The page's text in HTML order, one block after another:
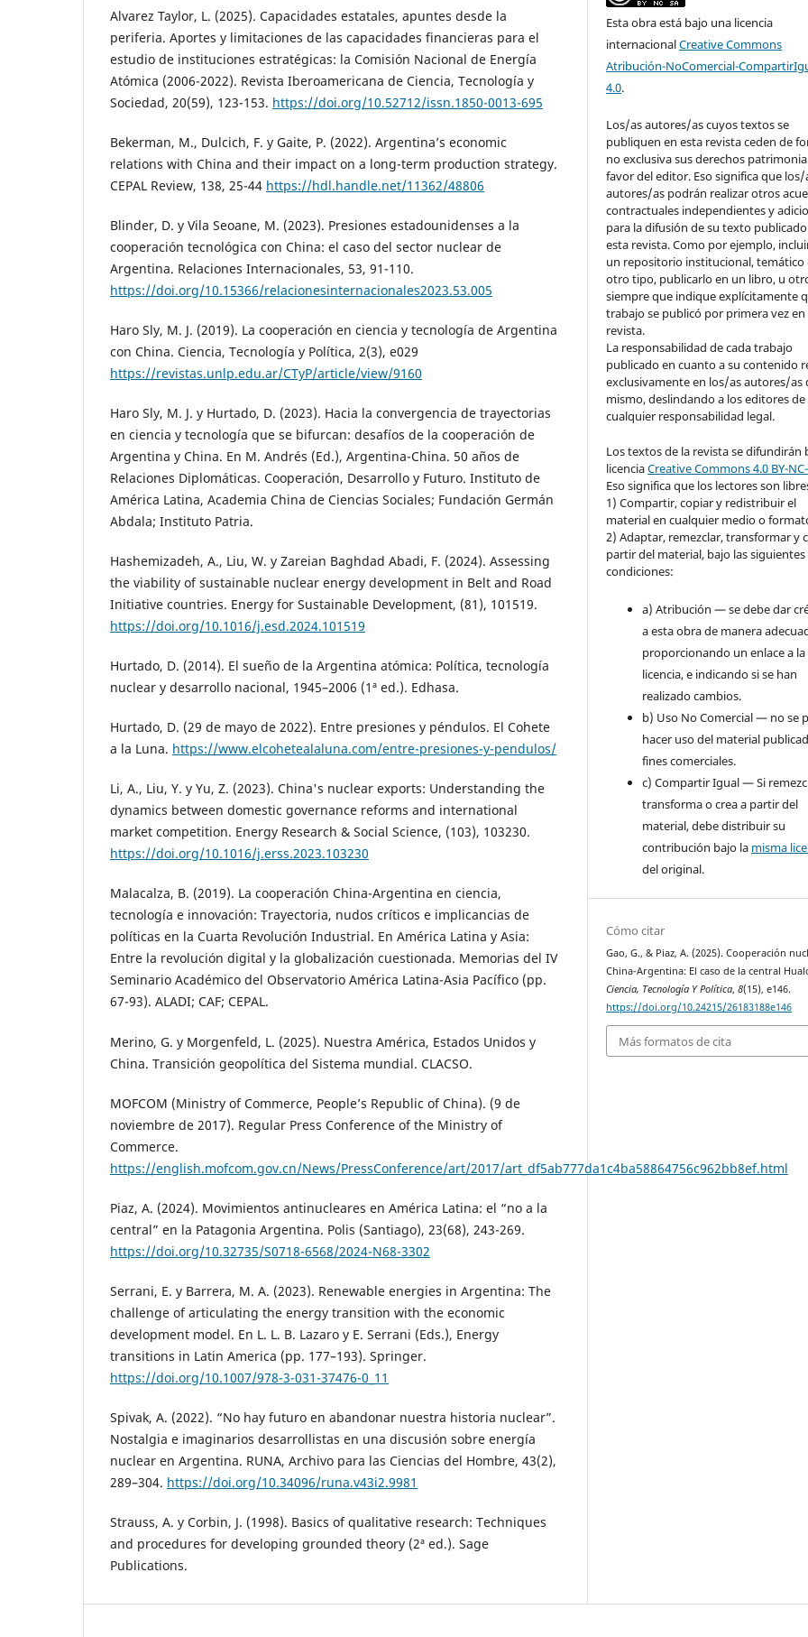
Alvarez Taylor, L. (2025). Capacidades estatales, apuntes desde la
periferia. Aportes y limitaciones de las capacidades financieras para el
estudio de instituciones estratégicas: la Comisión Nacional de Energía
Atómica (2006-2022). Revista Iberoamericana de Ciencia, Tecnología y
Sociedad, 20(59), 123-153. https://doi.org/10.52712/issn.1850-0013-695
Bekerman, M., Dulcich, F. y Gaite, P. (2022). Argentina’s economic
relations with China and their impact on a long-term production strategy.
CEPAL Review, 138, 25-44 https://hdl.handle.net/11362/48806
Blinder, D. y Vila Seoane, M. (2023). Presiones estadounidenses a la
cooperación tecnológica con China: el caso del sector nuclear de
Argentina. Relaciones Internacionales, 53, 91-110.
https://doi.org/10.15366/relacionesinternacionales2023.53.005
Haro Sly, M. J. (2019). La cooperación en ciencia y tecnología de Argentina
con China. Ciencia, Tecnología y Política, 2(3), e029
https://revistas.unlp.edu.ar/CTyP/article/view/9160
Haro Sly, M. J. y Hurtado, D. (2023). Hacia la convergencia de trayectorias
en ciencia y tecnología que se bifurcan: desafíos de la cooperación de
Argentina y China. En M. Andrés (Ed.), Argentina-China. 50 años de
Relaciones Diplomáticas. Cooperación, Desarrollo y Futuro. Instituto de
América Latina, Academia China de Ciencias Sociales; Fundación Germán
Abdala; Instituto Patria.
Hashemizadeh, A., Liu, W. y Zareian Baghdad Abadi, F. (2024). Assessing
the viability of sustainable nuclear energy development in Belt and Road
Initiative countries. Energy for Sustainable Development, (81), 101519.
https://doi.org/10.1016/j.esd.2024.101519
Hurtado, D. (2014). El sueño de la Argentina atómica: Política, tecnología
nuclear y desarrollo nacional, 1945–2006 (1ª ed.). Edhasa.
Hurtado, D. (29 de mayo de 2022). Entre presiones y péndulos. El Cohete
a la Luna. https://www.elcohetealaluna.com/entre-presiones-y-pendulos/
Li, A., Liu, Y. y Yu, Z. (2023). China's nuclear exports: Understanding the
dynamics between domestic governance reforms and international
market competition. Energy Research & Social Science, (103), 103230.
https://doi.org/10.1016/j.erss.2023.103230
Malacalza, B. (2019). La cooperación China-Argentina en ciencia,
tecnología e innovación: Trayectoria, nudos críticos e implicancias de
políticas en la Cuarta Revolución Industrial. En América Latina y Asia:
Entre la revolución digital y la globalización cuestionada. Memorias del IV
Seminario Académico del Observatorio América Latina-Asia Pacífico (pp.
67-93). ALADI; CAF; CEPAL.
Merino, G. y Morgenfeld, L. (2025). Nuestra América, Estados Unidos y
China. Transición geopolítica del Sistema mundial. CLACSO.
MOFCOM (Ministry of Commerce, People’s Republic of China). (9 de
noviembre de 2017). Regular Press Conference of the Ministry of
Commerce.
https://english.mofcom.gov.cn/News/PressConference/art/2017/art_df5ab777da1c4ba58864756c962bb8ef.html
Piaz, A. (2024). Movimientos antinucleares en América Latina: el “no a la
central” en la Patagonia Argentina. Polis (Santiago), 23(68), 243-269.
https://doi.org/10.32735/S0718-6568/2024-N68-3302
Serrani, E. y Barrera, M. A. (2023). Renewable energies in Argentina: The
challenge of articulating the energy transition with the economic
development model. En L. L. B. Lazaro y E. Serrani (Eds.), Energy
transitions in Latin America (pp. 177–193). Springer.
https://doi.org/10.1007/978-3-031-37476-0_11
Spivak, A. (2022). “No hay futuro en abandonar nuestra historia nuclear”.
Nostalgia e imaginarios desarrollistas en una discusión sobre energía
nuclear en Argentina. RUNA, Archivo para las Ciencias del Hombre, 43(2),
289–304. https://doi.org/10.34096/runa.v43i2.9981
Strauss, A. y Corbin, J. (1998). Basics of qualitative research: Techniques
and procedures for developing grounded theory (2ª ed.). Sage
Publications.
Esta obra está bajo una licencia
internacionalCreative Commons
Atribución-NoComercial-
4.0.
Los/as autores/as cuyos textos se
publiquen en esta revista ceden de
no exclusiva sus derechos
favor del editor. Eso significa que los/
autores/as podrán realizar otros
contractuales independientes y
para la difusión de su texto
esta revista. Como por ejemplo,
un repositorio institucional, temático
otro tipo, publicarlo en un libro, u
siempre que indique explícitamente
trabajo se publicó por primera vez en
revista.
La responsabilidad de cada trabajo
publicado en cuanto a su contenido
exclusivamente en los/as autores/as
mismo, deslindando a los editores de
cualquier responsabilidad legal.
Los textos de la revista se difundirán
licenciaCreative Commons 4.0 BY-
Eso significa que los lectores son
1) Compartir, copiar y redistribuir el
material en cualquier medio o
2) Adaptar, remezclar, transformar y
partir del material, bajo las siguientes
condiciones:
a) Atribución — se debe dar
a esta obra de manera
proporcionando un enlace a la
licencia, e indicando si se han
realizado cambios.
b) Uso No Comercial — no se
hacer uso del material
fines comerciales.
c) Compartir Igual — Si
transforma o crea a partir del
material, debe distribuir su
contribución bajo la misma
del original.
Cómo citar
Gao, G., & Piaz, A. (2025). Cooperación
China-Argentina: El caso de la central
Ciencia, Tecnología Y Política,8(15), e146.
https://doi.org/10.24215/26183188e146
Más formatos de cita